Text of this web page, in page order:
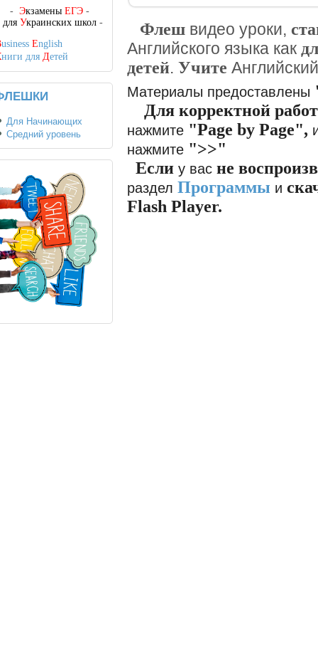
Флеш видео уроки,
Английского языка как
детей. Учите
Материалы предоставлены
Для корректной
нажмите "Page by Page",
нажмите ">>"
Если у вас не
раздел Программы и
Flash Player.
- Экзамены ЕГЭ-
для Украинских школ-
usiness English
ниги для Детей
Для Начинающих
Средний уровень